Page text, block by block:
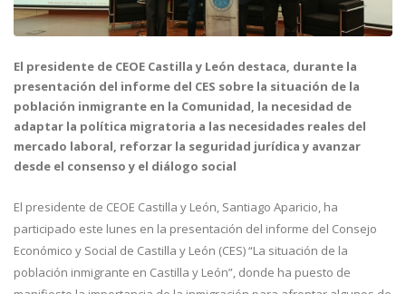
El presidente de CEOE Castilla y León destaca, durante la
presentación del informe del CES sobre la situación de la
población inmigrante en la Comunidad, la necesidad de
adaptar la política migratoria a las necesidades reales del
mercado laboral, reforzar la seguridad jurídica y avanzar
desde el consenso y el diálogo social
El presidente de CEOE Castilla y León, Santiago Aparicio, ha
participado este lunes en la presentación del informe del Consejo
Económico y Social de Castilla y León (CES) “La situación de la
población inmigrante en Castilla y León”, donde ha puesto de